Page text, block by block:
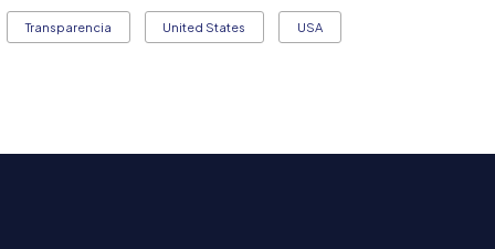
Transparencia United States USA